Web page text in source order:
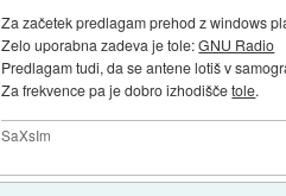
Za začetek predlagam prehod z windows
Zelo uporabna zadeva je tole:GNU Radio
Predlagam tudi, da se antene lotiš v
Za frekvence pa je dobro izhodiščetole.
SaXsIm